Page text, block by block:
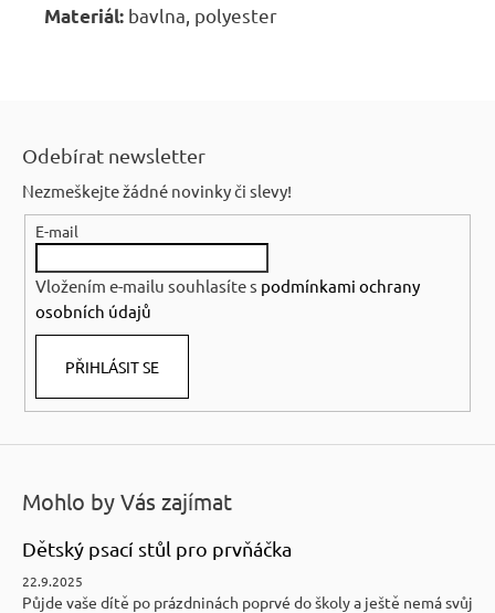
Materiál: bavlna, polyester
Odebírat newsletter
Nezmeškejte žádné novinky či slevy!
E-mail
Vložením e-mailu souhlasíte s podmínkami ochrany
osobních údajů
PŘIHLÁSIT SE
Mohlo by Vás zajímat
Dětský psací stůl pro prvňáčka
22.9.2025
Půjde vaše dítě po prázdninách poprvé do školy a ještě nemá svůj